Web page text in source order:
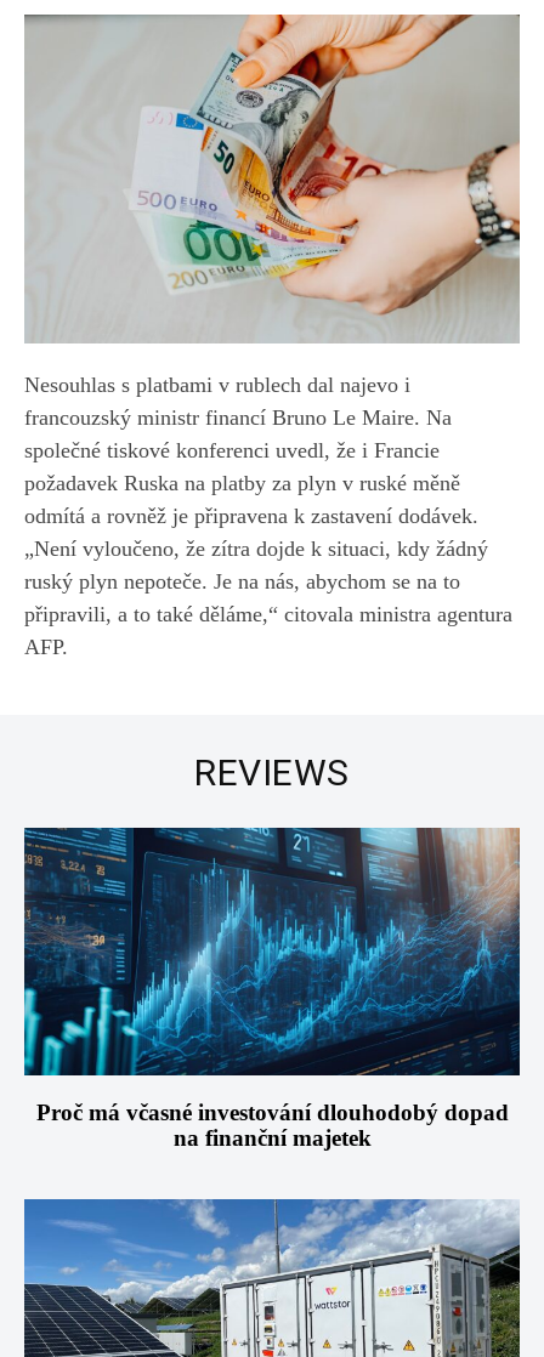
Nesouhlas s platbami v rublech dal najevo i
francouzský ministr financí Bruno Le Maire. Na
společné tiskové konferenci uvedl, že i Francie
požadavek Ruska na platby za plyn v ruské měně
odmítá a rovněž je připravena k zastavení dodávek.
„Není vyloučeno, že zítra dojde k situaci, kdy žádný
ruský plyn nepoteče. Je na nás, abychom se na to
připravili, a to také děláme,“ citovala ministra agentura
AFP.
REVIEWS
Proč má včasné investování dlouhodobý dopad
na finanční majetek